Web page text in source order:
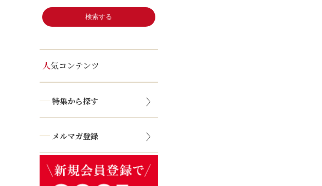
人気コンテンツ
特集から探す
メルマガ登録